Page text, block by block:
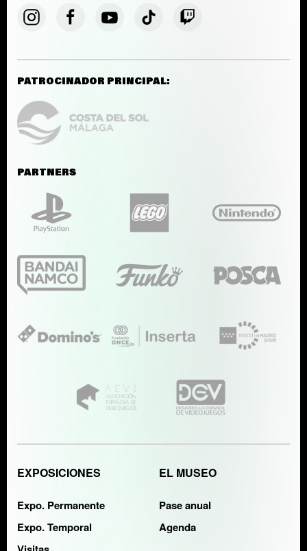
PATROCINADOR PRINCIPAL:
PARTNERS
EXPOSICIONES
Expo. Permanente
Expo. Temporal
EL MUSEO
Pase anual
Agenda